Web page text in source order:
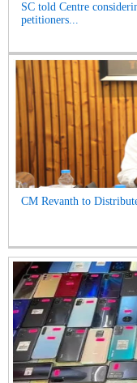
SC told Centre
petitioners...
CM Revanth to